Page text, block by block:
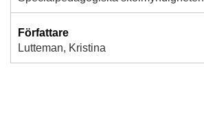
Författare
Lutteman, Kristina